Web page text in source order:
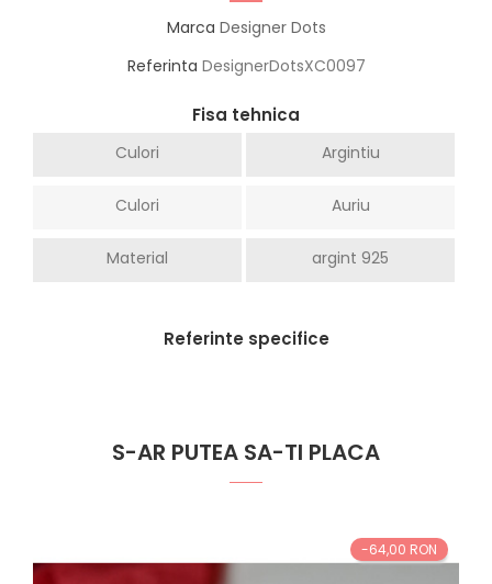
Marca Designer Dots
Referinta DesignerDotsXC0097
Fisa tehnica
Culori Argintiu
Culori Auriu
Material argint 925
Referinte specifice
S-AR PUTEA SA-TI PLACA
-64,00 RON